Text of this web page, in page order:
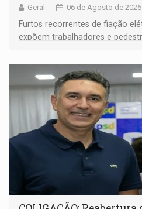
Geral 06 de Agosto de 2026
Furtos recorrentes de fiação
expõem trabalhadores e